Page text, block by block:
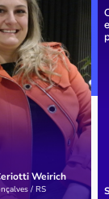
Weirich
/ RS